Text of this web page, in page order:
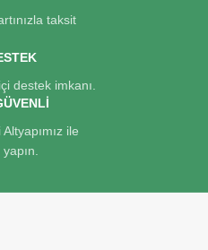
taksit
destek imkanı.
ile